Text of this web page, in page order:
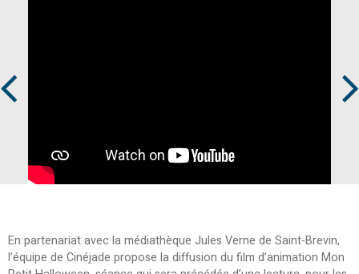
En partenariat avec la médiathèque Jules Verne de Saint-Brevin,
l’équipe de Cinéjade propose la diffusion du film d’animation Mon